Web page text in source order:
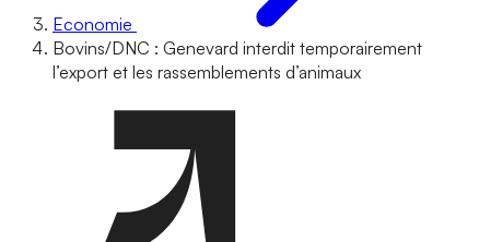
Economie
Bovins/DNC : Genevard interdit temporairement
l’export et les rassemblements d’animaux